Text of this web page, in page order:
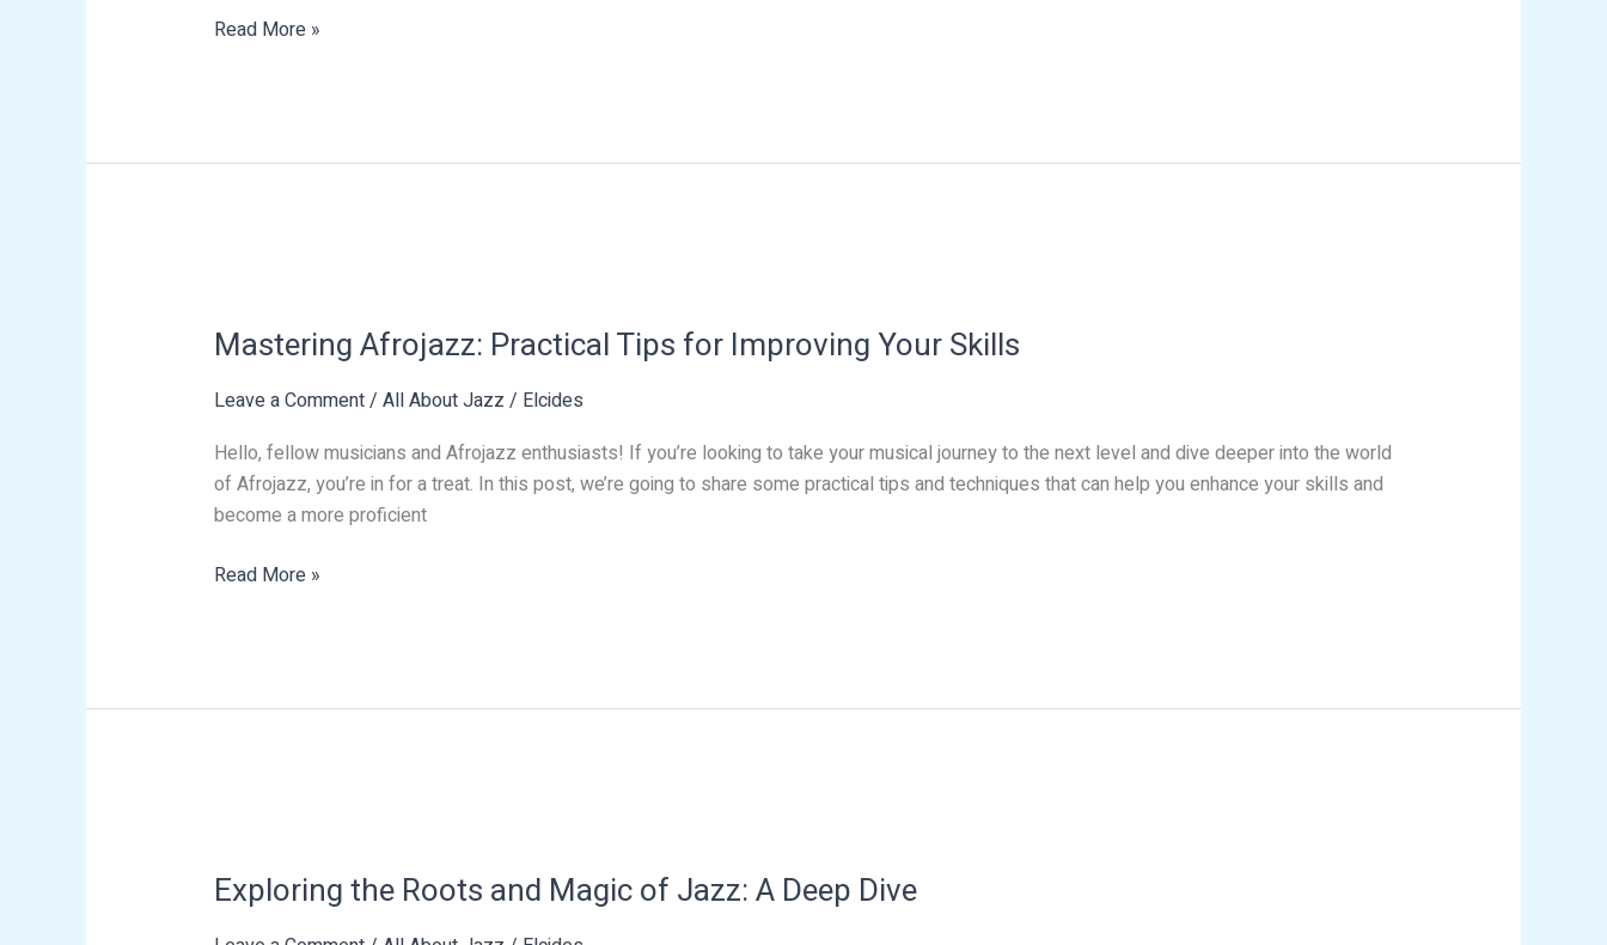
Read More »
Mastering Afrojazz: Practical Tips for Improving Your Skills
Leave a Comment/ All About Jazz / Elcides
Hello, fellow musicians and Afrojazz enthusiasts! If you’re looking to take your musical journey to the next level and dive deeper into the world
of Afrojazz, you’re in for a treat. In this post, we’re going to share some practical tips and techniques that can help you enhance your skills and
become a more proficient
Practical
for
Your
Skills
Read More »
Exploring the Roots and Magic of Jazz: A Deep Dive
Roots